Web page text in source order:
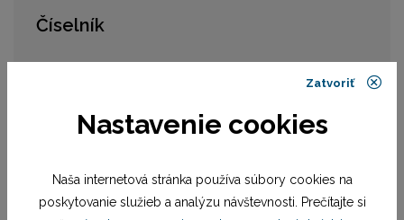
Číselník
Materiál remienka náramok oceľ
Zatvoriť
Nastavenie cookies
Naša internetová stránka používa súbory cookies na
poskytovanie služieb a analýzu návštevnosti. Prečítajte si